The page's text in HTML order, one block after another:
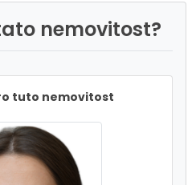
nemovitost?
tuto nemovitost